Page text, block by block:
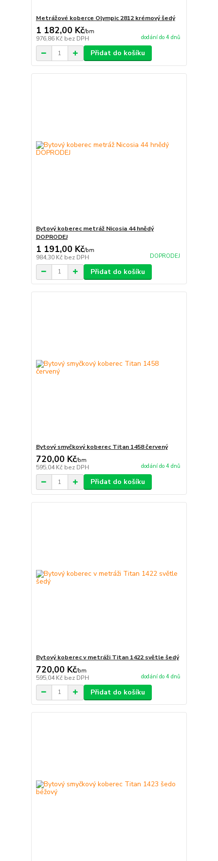
Metrážové koberce Olympic 2812 krémový šedý
1 182,00 Kč/bm
976,86 Kč bez DPH dodání do 4 dnů
Přidat do košíku
Bytový koberec metráž Nicosia 44 hnědý
DOPRODEJ
1 191,00 Kč/bm
984,30 Kč bez DPH DOPRODEJ
Přidat do košíku
Bytový smyčkový koberec Titan 1458 červený
720,00 Kč/bm
595,04 Kč bez DPH dodání do 4 dnů
Přidat do košíku
Bytový koberec v metráži Titan 1422 světle šedý
720,00 Kč/bm
595,04 Kč bez DPH dodání do 4 dnů
Přidat do košíku